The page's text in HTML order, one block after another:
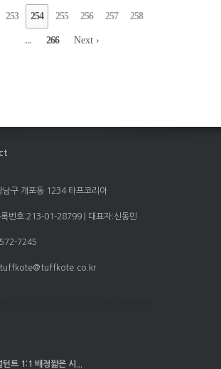
253 254 255 256 257 258
... 266 Next ›
남구 개포동 1234 타프코리아
록번호:213-01-28799 | 대표자:신동민
7245
tuffkote@tuffkote.co.kr
턴트 1:1 배정짧은 시...